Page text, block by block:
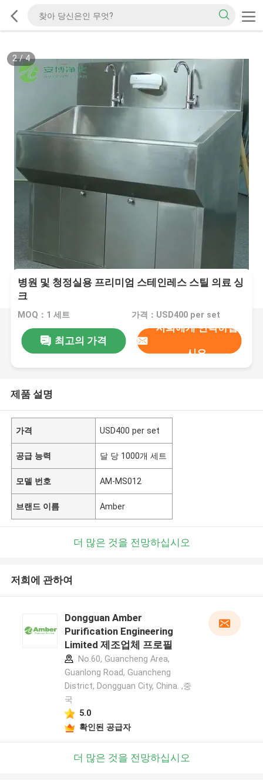
2/4
병원 및 청정실용 프리미엄 스테인레스 스틸 의료 싱
크
MOQ：1 세트 가격：USD400 per set
최고의 가격
저희에게 연락하십
시오
제품 설명
가격 USD400 per set
공급 능력 달 당 1000개 세트
모델 번호 AM-MS012
브랜드 이름 Amber
더 많은 것을 전망하십시오
저희에 관하여
Dongguan Amber
Purification Engineering
Limited 제조업체 프로필
No.60, Guancheng Area,
Guanlong Road, Guancheng
District, Dongguan City, China. ,중
국
5.0
확인된 공급자
더 많은 것을 전망하십시오